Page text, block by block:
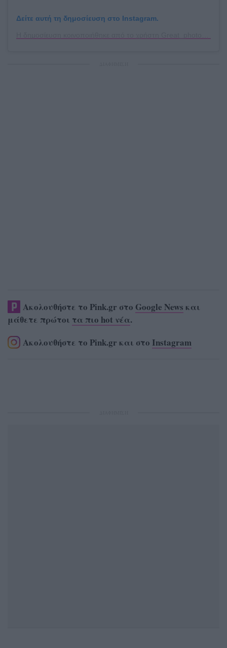
Δείτε αυτή τη δημοσίευση στο Instagram.
Ακολουθήστε το Pink.gr στο Google News και
μάθετε πρώτοι τα πιο hot νέα.
Ακολουθήστε το Pink.gr και στο Instagram